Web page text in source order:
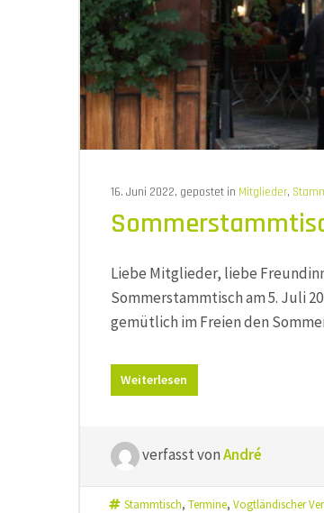
16. Juni 2022, gepostet in Mitglieder,
Liebe Mitglieder, liebe
Sommerstammtisch am 5. Juli
gemütlich im Freien den
Weiterlesen
verfasst vonAndré
Stammtisch, Termine, Vogtländischer